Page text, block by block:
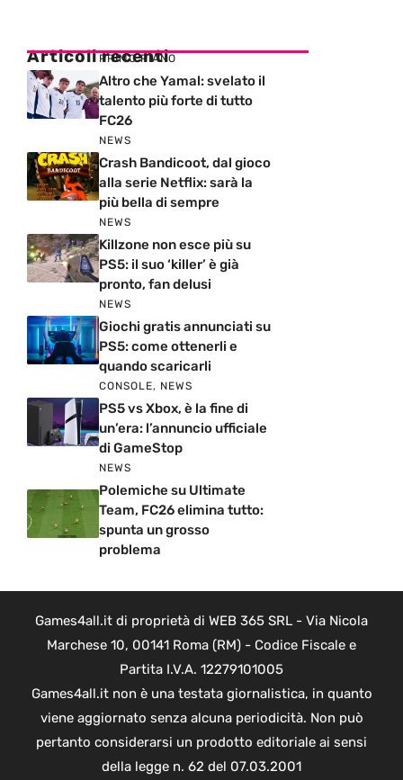
Articoli recenti
PRIMO PIANO
Altro che Yamal: svelato il
talento più forte di tutto
FC26
NEWS
Crash Bandicoot, dal gioco
alla serie Netflix: sarà la
più bella di sempre
NEWS
Killzone non esce più su
PS5: il suo ‘killer’ è già
pronto, fan delusi
NEWS
Giochi gratis annunciati su
PS5: come ottenerli e
quando scaricarli
CONSOLE, NEWS
PS5 vs Xbox, è la fine di
un’era: l’annuncio ufficiale
di GameStop
NEWS
Polemiche su Ultimate
Team, FC26 elimina tutto:
spunta un grosso
problema
Games4all.it di proprietà di WEB 365 SRL - Via Nicola
Marchese 10, 00141 Roma (RM) - Codice Fiscale e
Partita I.V.A. 12279101005
Games4all.it non è una testata giornalistica, in quanto
viene aggiornato senza alcuna periodicità. Non può
pertanto considerarsi un prodotto editoriale ai sensi
della legge n. 62 del 07.03.2001